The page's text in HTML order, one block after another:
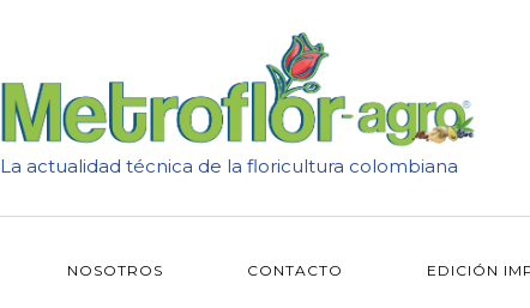
La actualidad técnica de la floricultura colombiana
NOSOTROS CONTACTO EDICIÓN